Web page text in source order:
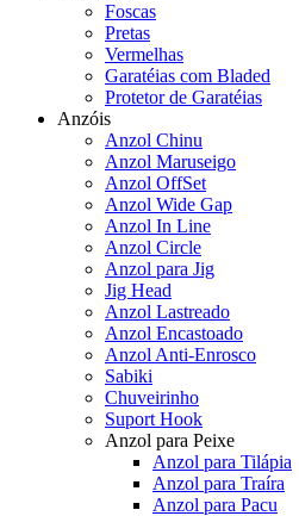
Foscas
Pretas
Vermelhas
Garatéias com Bladed
Protetor de Garatéias
Anzóis
Anzol Chinu
Anzol Maruseigo
Anzol OffSet
Anzol Wide Gap
Anzol In Line
Anzol Circle
Anzol para Jig
Jig Head
Anzol Lastreado
Anzol Encastoado
Anzol Anti-Enrosco
Sabiki
Chuveirinho
Suport Hook
Anzol para Peixe
Anzol para Tilápia
Anzol para Traíra
Anzol para Pacu